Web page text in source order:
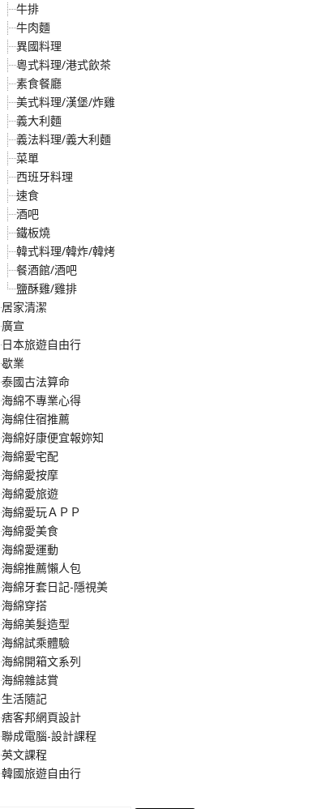
牛排
牛肉麵
異國料理
粵式料理/港式飲茶
素食餐廳
美式料理/漢堡/炸雞
義大利麵
義法料理/義大利麵
菜單
西班牙料理
速食
酒吧
鐵板燒
韓式料理/韓炸/韓烤
餐酒館/酒吧
鹽酥雞/雞排
居家清潔
廣宣
日本旅遊自由行
歇業
泰國古法算命
海綿不專業心得
海綿住宿推薦
海綿好康便宜報妳知
海綿愛宅配
海綿愛按摩
海綿愛旅遊
海綿愛玩ＡＰＰ
海綿愛美食
海綿愛運動
海綿推薦懶人包
海綿牙套日記-隱視美
海綿穿搭
海綿美髮造型
海綿試乘體驗
海綿開箱文系列
海綿雜誌賞
生活隨記
痞客邦網頁設計
聯成電腦-設計課程
英文課程
韓國旅遊自由行